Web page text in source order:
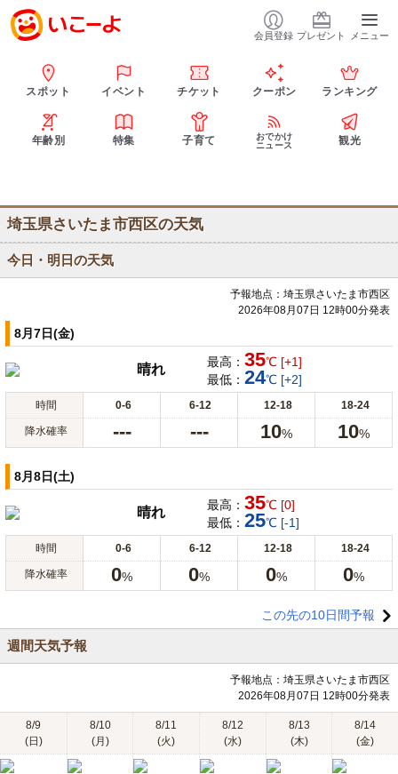
会員登録 プレゼント メニュー
スポット イベント チケット クーポン ランキング
年齢別 特集 子育て
おでかけ
ニュース
観光
埼玉県さいたま市西区の天気
今日・明日の天気
予報地点：埼玉県さいたま市西区
2026年08月07日 12時00分発表
8月7日(金)
晴れ 最高： 35℃ [+1]
最低： 24℃ [+2]
時間 0-6 6-12 12-18 18-24
降水確率 --- --- 10% 10%
8月8日(土)
晴れ 最高： 35℃ [0]
最低： 25℃ [-1]
時間 0-6 6-12 12-18 18-24
降水確率 0% 0% 0% 0%
この先の10日間予報
週間天気予報
予報地点：埼玉県さいたま市西区
2026年08月07日 12時00分発表
8/9
(日)
8/10
(月)
8/11
(火)
8/12
(水)
8/13
(木)
8/14
(金)